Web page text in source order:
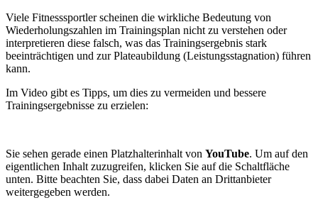
Viele Fitnesssportler scheinen die wirkliche Bedeutung von
Wiederholungszahlen im Trainingsplan nicht zu verstehen oder
interpretieren diese falsch, was das Trainingsergebnis stark
beeinträchtigen und zur Plateaubildung (Leistungsstagnation) führen
kann.
Im Video gibt es Tipps, um dies zu vermeiden und bessere
Trainingsergebnisse zu erzielen:
Sie sehen gerade einen Platzhalterinhalt von YouTube. Um auf den
eigentlichen Inhalt zuzugreifen, klicken Sie auf die Schaltfläche
unten. Bitte beachten Sie, dass dabei Daten an Drittanbieter
weitergegeben werden.